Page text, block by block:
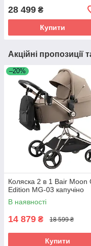
28 499 ₴
Купити
Акційні пропозиції
–20%
Коляска 2 в 1 Bair Moon
Edition MG-03 капучіно
В наявності
14 879 ₴ 18 599 ₴
Купити